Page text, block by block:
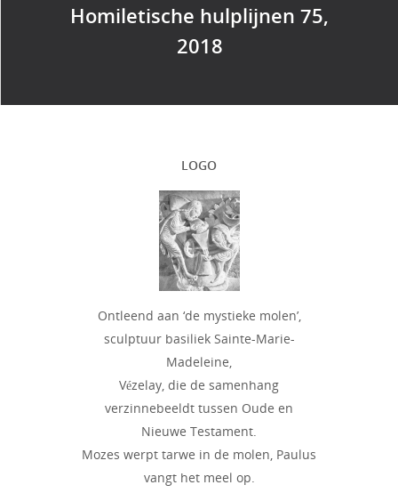
Homiletische hulplijnen 75,
2018
LOGO
Ontleend aan ‘de mystieke molen’,
sculptuur basiliek Sainte-Marie-
Madeleine,
Vézelay, die de samenhang
verzinnebeeldt tussen Oude en
Nieuwe Testament.
Mozes werpt tarwe in de molen, Paulus
vangt het meel op.